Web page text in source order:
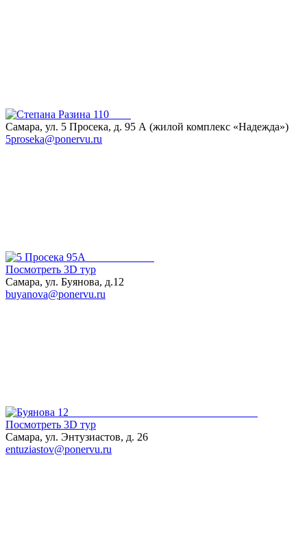
Самара, ул. 5 Просека, д. 95 А (жилой комплекс «Надежда»)
5proseka@ponervu.ru
Посмотреть 3D тур
Самара, ул. Буянова, д.12
buyanova@ponervu.ru
Посмотреть 3D тур
Самара, ул. Энтузиастов, д. 26
entuziastov@ponervu.ru